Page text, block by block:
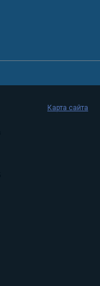
Карта сайта